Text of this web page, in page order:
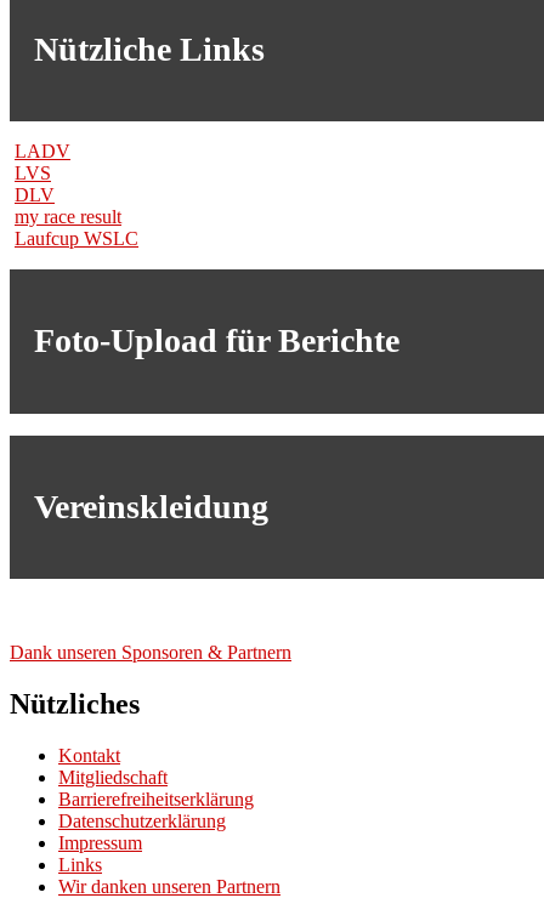
Nützliche Links
LADV
LVS
DLV
my race result
Laufcup WSLC
Foto-Upload für Berichte
Vereinskleidung
Dank unse­ren Spon­so­ren & Part­nern
Nützliches
Kontakt
Mitgliedschaft
Barrierefreiheitserklärung
Datenschutzerklärung
Impressum
Links
Wir danken unseren Partnern